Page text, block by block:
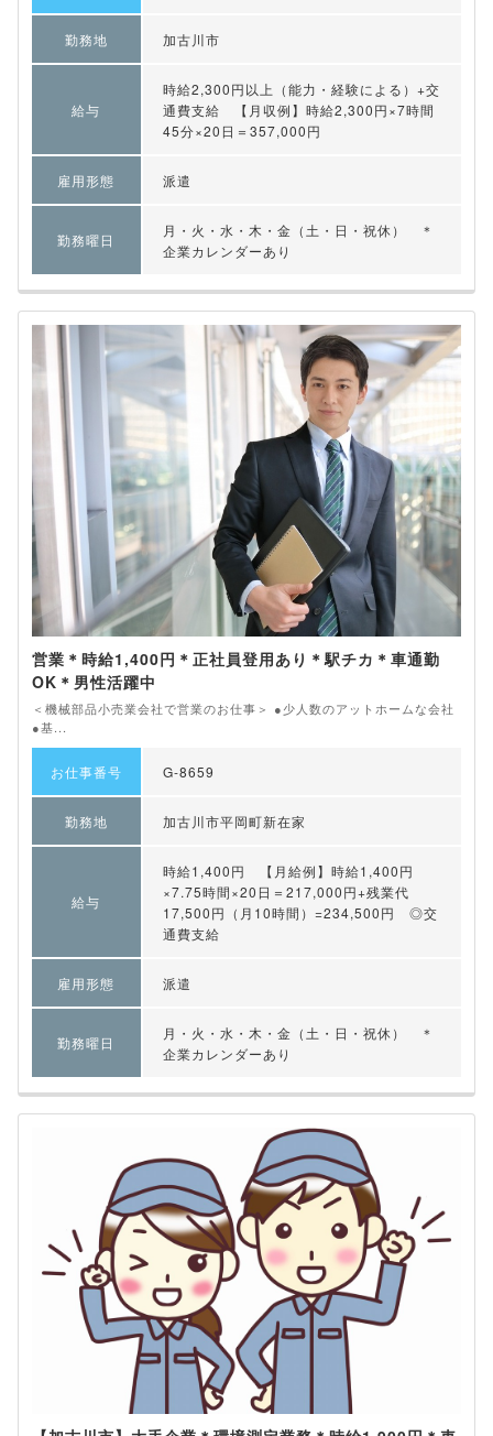
勤務地 加古川市
給与
時給2,300円以上（能力・経験による）+交
通費支給 【月収例】時給2,300円×7時間
45分×20日＝357,000円
雇用形態 派遣
勤務曜日
月・火・水・木・金（土・日・祝休） ＊
企業カレンダーあり
営業＊時給1,400円＊正社員登用あり＊駅チカ＊車通勤
OK＊男性活躍中
＜機械部品小売業会社で営業のお仕事＞ ●少人数のアットホームな会社
●基...
お仕事番号 G-8659
勤務地 加古川市平岡町新在家
給与
時給1,400円 【月給例】時給1,400円
×7.75時間×20日＝217,000円+残業代
17,500円（月10時間）=234,500円 ◎交
通費支給
雇用形態 派遣
勤務曜日
月・火・水・木・金（土・日・祝休） ＊
企業カレンダーあり